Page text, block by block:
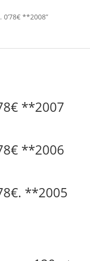
**2008”
**2007
**2006
**2005